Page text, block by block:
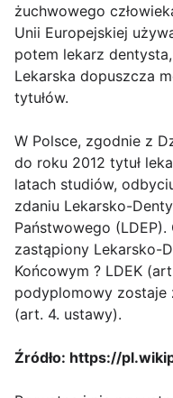
żuchwowego
Unii Europejskiej
potem lekarz
Lekarska dopuszcza
tytułów.
W Polsce, zgodnie z
do roku 2012 tytuł
latach studiów,
zdaniu Lekarsko-
Państwowego (LDEP).
zastąpiony Lekarsko-
Końcowym ? LDEK
podyplomowy zostaje
(art. 4. ustawy).
Źródło: https://